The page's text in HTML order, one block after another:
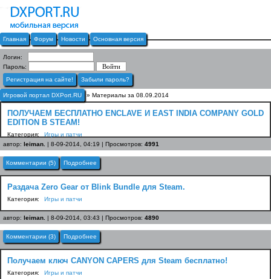
Главная Форум Новости Основная версия
Логин:
Пароль:
Регистрация на сайте!
Забыли пароль?
Игровой портал DXPort.RU » Материалы за 08.09.2014
ПОЛУЧАЕМ БЕСПЛАТНО ENCLAVE И EAST INDIA COMPANY GOLD
EDITION В STEAM!
Категория:
Игры и патчи
автор: leiman. | 8-09-2014, 04:19 | Просмотров: 4991
Комментарии (5) Подробнее
Раздача Zero Gear от Blink Bundle для Steam.
Категория: Игры и патчи
автор: leiman. | 8-09-2014, 03:43 | Просмотров: 4890
Комментарии (3) Подробнее
Получаем ключ CANYON CAPERS для Steam бесплатно!
Категория: Игры и патчи